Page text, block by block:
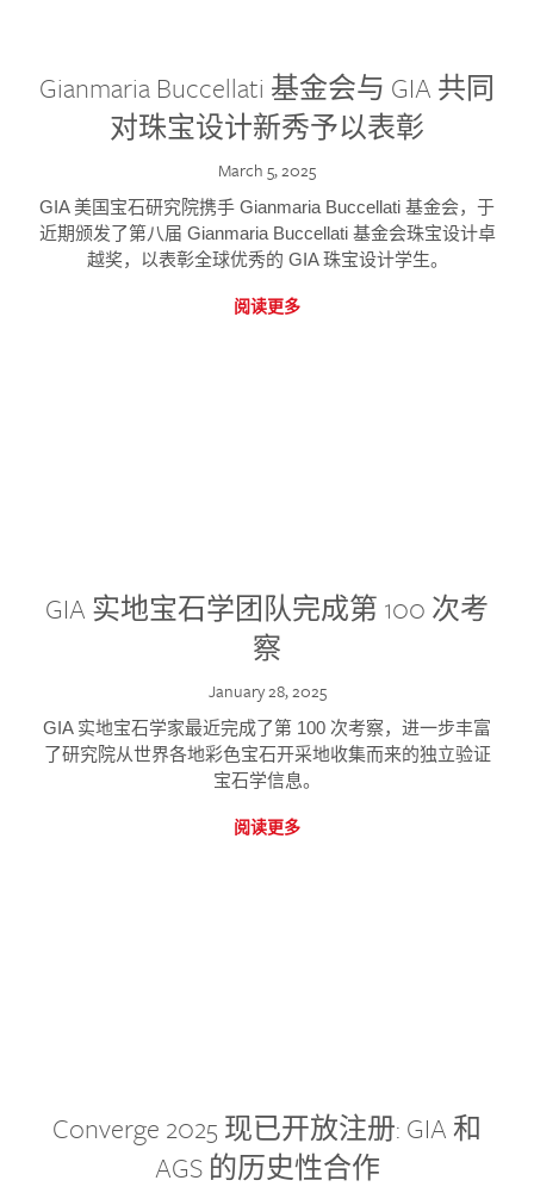
Gianmaria Buccellati 基金会与 GIA 共同
对珠宝设计新秀予以表彰
March 5, 2025
GIA 美国宝石研究院携手 Gianmaria Buccellati 基金会，于
近期颁发了第八届 Gianmaria Buccellati 基金会珠宝设计卓
越奖，以表彰全球优秀的 GIA 珠宝设计学生。
阅读更多
GIA 实地宝石学团队完成第 100 次考
察
January 28, 2025
GIA 实地宝石学家最近完成了第 100 次考察，进一步丰富
了研究院从世界各地彩色宝石开采地收集而来的独立验证
宝石学信息。
阅读更多
Converge 2025 现已开放注册: GIA 和
AGS 的历史性合作